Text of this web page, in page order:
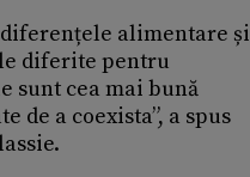
diferențele alimentare și
diferite pentru
sunt cea mai bună
de a coexista”, a spus